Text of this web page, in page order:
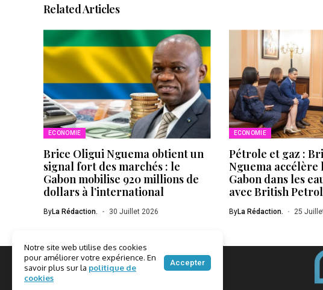
Related Articles
ECONOMIE
Brice Oligui Nguema obtient un
signal fort des marchés : le
Gabon mobilise 920 millions de
dollars à l’international
ByLa Rédaction. 30 Juillet 2026
ECONOMIE
Pétrole et gaz :
Nguema accélère
Gabon dans les
avec British
ByLa Rédaction. 25
Notre site web utilise des cookies
pour améliorer votre expérience. En
savoir plus sur la politique de
cookies
Accepter